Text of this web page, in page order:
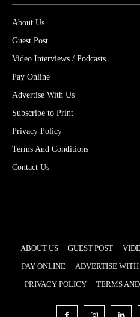
About Us
Guest Post
Video Interviews / Podcasts
Pay Online
Advertise With Us
Subscribe to Print
Privacy Policy
Terms And Conditions
Contact Us
ABOUT US GUEST POST
PAY ONLINE
ADVERTISE WITH
PRIVACY POLICY
TERMS